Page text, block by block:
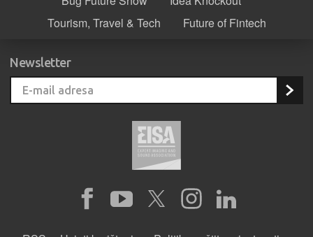
Tourism, Travel & Tech
Future of Fintech
Newsletter